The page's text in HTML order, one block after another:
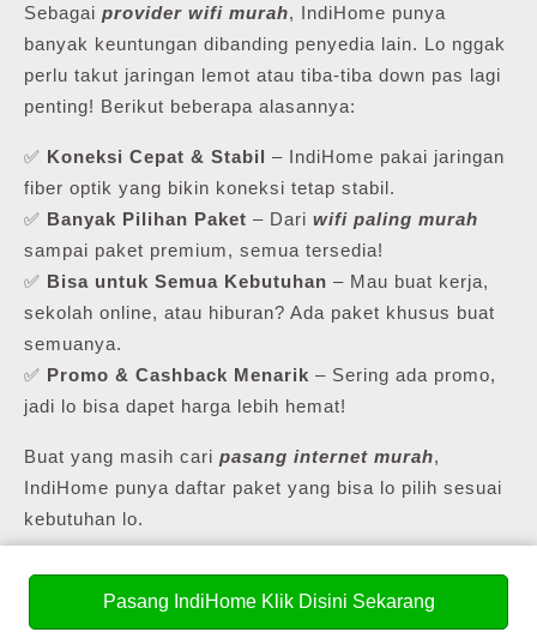
Sebagai provider wifi murah, IndiHome punya
banyak keuntungan dibanding penyedia lain. Lo nggak
perlu takut jaringan lemot atau tiba-tiba down pas lagi
penting! Berikut beberapa alasannya:
✅ Koneksi Cepat & Stabil – IndiHome pakai jaringan
fiber optik yang bikin koneksi tetap stabil.
✅ Banyak Pilihan Paket – Dari wifi paling murah
sampai paket premium, semua tersedia!
✅ Bisa untuk Semua Kebutuhan – Mau buat kerja,
sekolah online, atau hiburan? Ada paket khusus buat
semuanya.
✅ Promo & Cashback Menarik – Sering ada promo,
jadi lo bisa dapet harga lebih hemat!
Buat yang masih cari pasang internet murah,
IndiHome punya daftar paket yang bisa lo pilih sesuai
kebutuhan lo.
💰 Daftar Harga Paket Pasang WiFi Murah
Pasang IndiHome Klik Disini Sekarang